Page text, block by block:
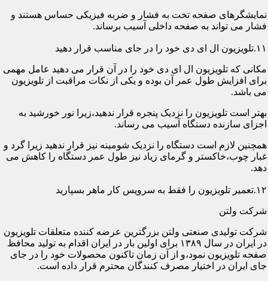
نمایشگرهای صفحه تخت به فشار و ضربه فیزیکی حساس هستند و
فشار می تواند به صفحه داخلی آسیب برساند.
۱۱.تلویزیون ال ای دی خود را در جای مناسب قرار دهید
مکانی که تلویزیون ال ای دی خود را در آن قرار می دهید عامل مهمی
برای افزایش طول عمر آن بوده و یکی از نکات مراقبت از تلویزیون
می باشد.
بهتر است تلویزیون را نزدیک پنجره قرار ندهید،زیرا نور خورشید به
اجزای سازنده دستگاه آسیب می رساند.
همچنین لازم است دستگاه را نزدیک شومینه نیز قرار ندهید زیرا گرد و
غبار چوب،خاکستر و گرمای زیاد نیز طول عمر دستگاه را کاهش می
دهد.
۱۲.تعمیر تلویزیون را فقط به سرویس کار ماهر بسپارید
شرکت ولتن
شرکت تولیدی صنعتی ولتن بزرگترین عرضه کننده متعلقات تلویزیون
در ایران در سال ۱۳۸۹ برای اولین بار در ایران اقدام به تولید محافظ
صفحه تلویزیون نمود،و از آن زمان تاکنون محصولات خود را در جای
جای ایران در اختیار مصرف کنندگان محترم قرار داده است.